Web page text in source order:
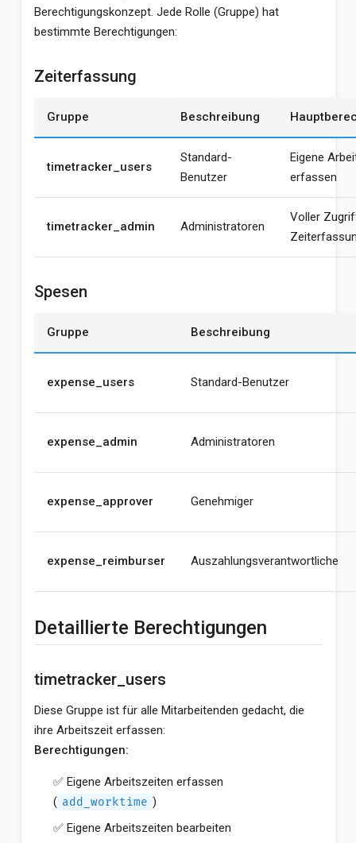
Berechtigungskonzept. Jede Rolle (Gruppe) hat
bestimmte Berechtigungen:
Zeiterfassung
Gruppe Beschreibung
timetracker_users
Standard-
Benutzer
Eigene
erfassen
timetracker_admin Administratoren
Voller
Spesen
Gruppe Beschreibung
expense_users Standard-Benutzer
expense_admin Administratoren
expense_approver Genehmiger
expense_reimburser Auszahlungsverantwortliche
Detaillierte Berechtigungen
timetracker_users
Diese Gruppe ist für alle Mitarbeitenden gedacht, die
ihre Arbeitszeit erfassen:
Berechtigungen:
✅ Eigene Arbeitszeiten erfassen
( add_worktime )
✅ Eigene Arbeitszeiten bearbeiten